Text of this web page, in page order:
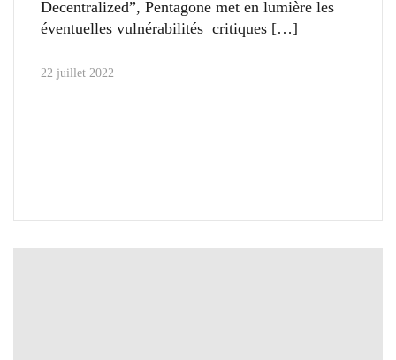
Decentralized”, Pentagone met en lumière les
éventuelles vulnérabilités critiques
22 juillet 2022